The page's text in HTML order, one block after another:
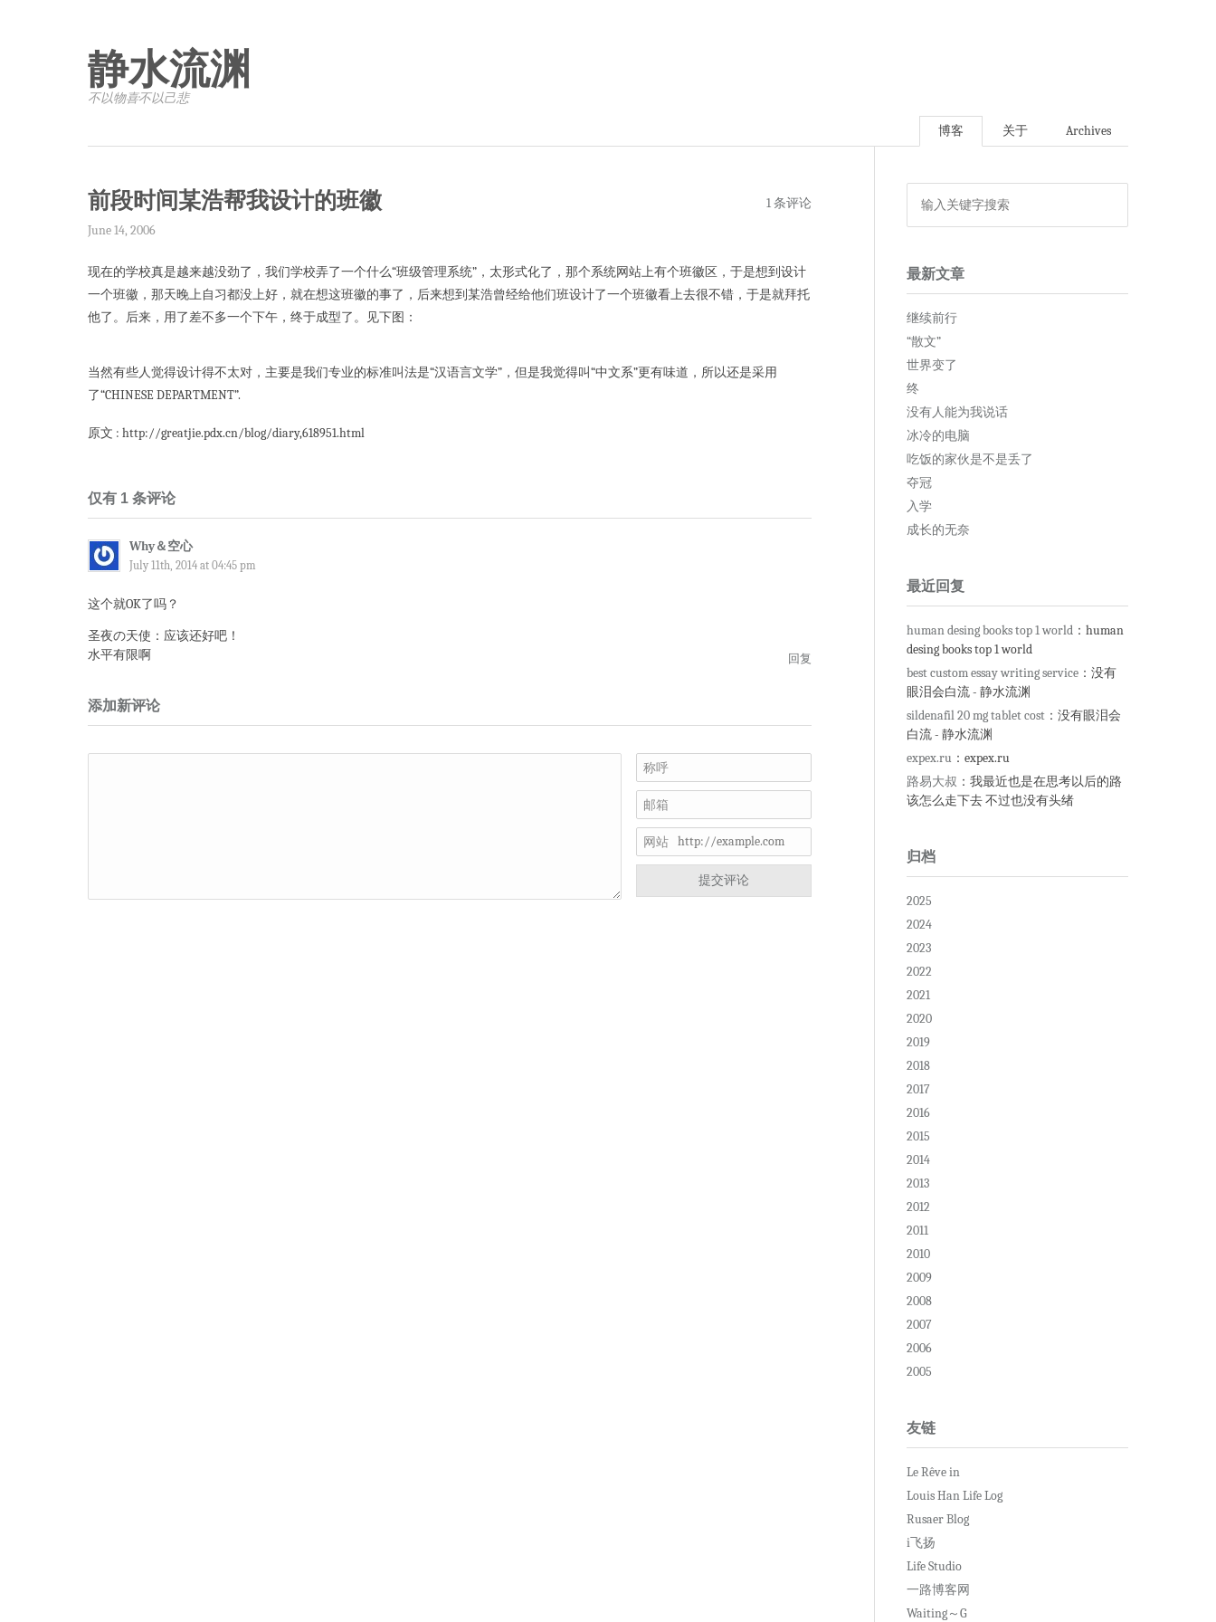
静水流渊
不以物喜·不以己悲
博客 关于 Archives
前段时间某浩帮我设计的班徽
June 14, 2006
1 条评论
现在的学校真是越来越没劲了，我们学校弄了一个什么“班级管理系统”，太形式化了，那个系统网站上有个班徽区，于是想到设计
一个班徽，那天晚上自习都没上好，就在想这班徽的事了，后来想到某浩曾经给他们班设计了一个班徽看上去很不错，于是就拜托
他了。后来，用了差不多一个下午，终于成型了。见下图：
当然有些人觉得设计得不太对，主要是我们专业的标准叫法是“汉语言文学”，但是我觉得叫“中文系”更有味道，所以还是采用
了“CHINESE DEPARTMENT”.
原文 : http://greatjie.pdx.cn/blog/diary,618951.html
仅有 1 条评论
Why＆空心
July 11th, 2014 at 04:45 pm
这个就OK了吗？
圣夜の天使：应该还好吧！
水平有限啊
回复
添加新评论
称呼
邮箱
网站
提交评论
最新文章
继续前行
“散文”
世界变了
终
没有人能为我说话
冰冷的电脑
吃饭的家伙是不是丢了
夺冠
入学
成长的无奈
最近回复
human desing books top 1 world ：human
desing books top 1 world
best custom essay writing service ：没有
眼泪会白流 - 静水流渊
sildenafil 20 mg tablet cost ：没有眼泪会
白流 - 静水流渊
expex.ru ：expex.ru
路易大叔 ：我最近也是在思考以后的路
该怎么走下去 不过也没有头绪
归档
2025
2024
2023
2022
2021
2020
2019
2018
2017
2016
2015
2014
2013
2012
2011
2010
2009
2008
2007
2006
2005
友链
Le Rêve in
Louis Han Life Log
Rusaer Blog
i飞扬
Life Studio
一路博客网
Waiting～G